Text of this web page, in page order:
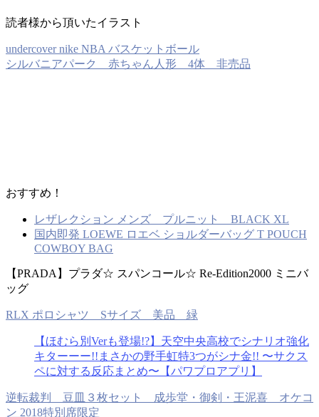
読者様から頂いたイラスト
undercover nike NBA バスケットボール
シルバニアパーク 赤ちゃん人形 4体 非売品
おすすめ！
レザレクション メンズ プルニット BLACK XL
国内即発 LOEWE ロエベ ショルダーバッグ T POUCH
COWBOY BAG
【PRADA】プラダ☆ スパンコール☆ Re-Edition2000 ミニバ
ッグ
RLX ポロシャツ Sサイズ 美品 緑
【ほむら別Verも登場!?】天空中央高校でシナリオ強化
キターーー!!まさかの野手虹特3つがシナ金!! 〜サクス
ペに対する反応まとめ〜【パワプロアプリ】
逆転裁判 豆皿３枚セット 成歩堂・御剣・王泥喜 オケコ
ン 2018特別席限定